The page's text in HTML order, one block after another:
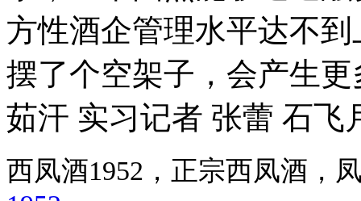
方性酒企管理水平达不
摆了个空架子，会产生
茹汗 实习记者 张蕾 石飞
西凤酒1952，正宗西凤酒